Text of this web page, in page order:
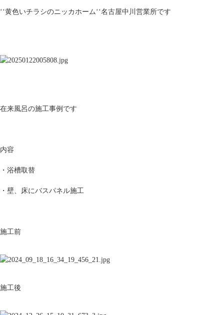
‘‘黄色いチラシのニッカホーム‘‘名古屋中川営業所です
在来風呂の施工事例です
内容
・浴槽取替
・壁、床にバスパネル施工
施工前
施工後